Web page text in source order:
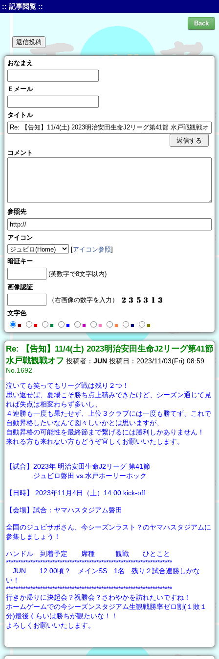
:: 記事閲覧 ::
おなまえ
Ｅメール
タイトル
コメント
参照先
アイコン
[アイコン参照]
暗証キー
(英数字で8文字以内)
画像認証
（右画像の数字を入力）
文字色
■
■ ■ ■ ■ ■ ■ ■ ■
Re: 【告知】11/4(土) 2023明治安田生命J2リーグ第41節
水戸戦観戦オフ 投稿者： JUN 投稿日：2023/11/03(Fri) 08:59
No.1692
泣いても笑ってもリーグ戦は残り２つ！
思い返せば、夏場こそ勝ち点上積みできたけど、シーズン通じて見
れば失点は相変わらず多いし、
４連勝も一度も果たせず、上位３クラブには一度も勝てず、これで
自動昇格したいなんて図々しいかとは思いますが、
自動昇格の可能性を最終節まで繋げるには勝利しかありません！
来れる方も来れない方もどうぞ宜しくお願いいたします。
【試合】2023年 明治安田生命J2リーグ 第41節
ジュビロ磐田 vs.水戸ホーリーホック
【日時】 2023年11月4日（土）14:00 kick-off
【会場】試合：ヤマハスタジアム磐田
全国のジュビサポさん、今シーズンラスト？のヤマハスタジアムに
参集しましょう！
ハンドル 到着予定 席種 観戦 ひとこと
********************************************************************
JUN 12:00頃？ メインSS 1名 残り２試合連勝しかな
い！
********************************************************************
行きか帰りに決起会？祝勝会？さわやかを訪れたいですね！
ホームゲームでの今シーズンスタジアム生観戦勝率ゼロ割(１敗１
分)最後くらいは勝ちが観たいな！！
よろしくお願いいたします。